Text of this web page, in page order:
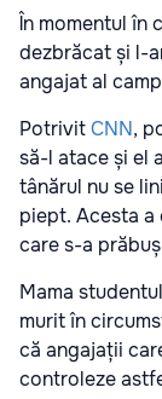
În momentul în
dezbrăcat și l-
angajat al
PotrivitCNN,
să-l atace și el
tânărul nu se
piept. Acesta a
care s-a
Mama
murit în
că angajații
controleze